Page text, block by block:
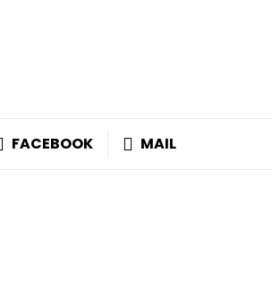
FACEBOOK MAIL